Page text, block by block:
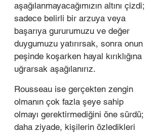
aşağılanmayacağımızın altını çizdi;
sadece belirli bir arzuya veya
başarıya gururumuzu ve değer
duygumuzu yatırırsak, sonra onun
peşinde koşarken hayal kırıklığına
uğrarsak aşağılanırız.
Rousseau ise gerçekten zengin
olmanın çok fazla şeye sahip
olmayı gerektirmediğini öne sürdü;
daha ziyade, kişilerin özledikleri